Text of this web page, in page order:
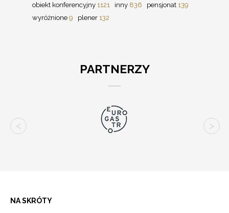
obiekt konferencyjny 1121 inny 836 pensjonat 139
wyróżnione 9 plener 132
PARTNERZY
NA SKRÓTY